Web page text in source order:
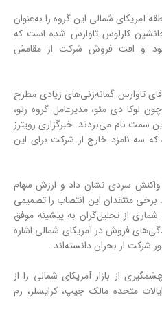
آمریکای شمالی این گروه را به‌عنوان
کارلوس تاوارس شده است که
و افت فروش شرکت از مقامش
تاوارس گمانه‌زنی‌های زیادی مطرح
لوکا دی مئو، مدیرعامل گروه رنو،
سمت نام می‌بردند. خبرگزاری رویترز
که سه نامزد خارج از شرکت برای این
واکنش سردی نشان داد و ارزش سهام
منتقدان این انتصاب را تصمیمی
شماری از تحلیل‌گران به پیشینه موفق
فروش در آمریکای شمالی اشاره
شرکت از بحران دانسته‌اند.
از بازار آمریکای شمالی را از
متحده مالک جیپ، کرایسلر، رم